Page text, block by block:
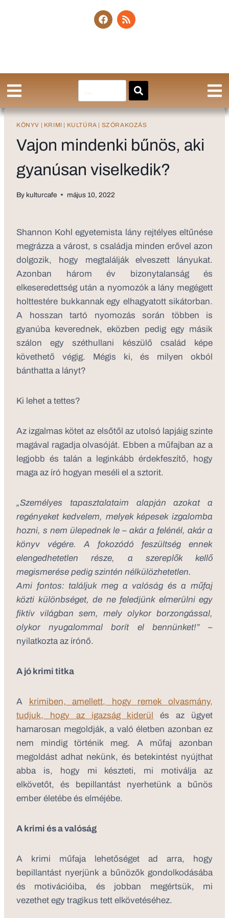
KÖNYV | KRIMI | KULTÚRA | SZÓRAKOZÁS
Vajon mindenki bűnös, aki
gyanúsan viselkedik?
By kulturcafe május 10, 2022
Shannon Kohl egyetemista lány rejtélyes eltűnése
megrázza a várost, s családja minden erővel azon
dolgozik, hogy megtalálják elveszett lányukat.
Azonban három év bizonytalanság és
elkeseredettség után a nyomozók a lány megégett
holttestére bukkannak egy elhagyatott sikátorban.
A hosszan tartó nyomozás során többen is
gyanúba keverednek, eközben pedig egy másik
szálon egy széthullani készülő család képe
követhető végig. Mégis ki, és milyen okból
bánthatta a lányt?
Ki lehet a tettes?
Az izgalmas kötet az elsőtől az utolsó lapjáig szinte
magával ragadja olvasóját. Ebben a műfajban az a
legjobb és talán a leginkább érdekfeszítő, hogy
maga az író hogyan meséli el a sztorit.
„Személyes tapasztalataim alapján azokat a
regényeket kedvelem, melyek képesek izgalomba
hozni, s nem ülepednek le – akár a felénél, akár a
könyv végére. A fokozódó feszültség ennek
elengedhetetlen része, a szereplők kellő
megismerése pedig szintén nélkülözhetetlen.
Ami fontos: találjuk meg a valóság és a műfaj
közti különbséget, de ne feledjünk elmerülni egy
fiktív világban sem, mely olykor borzongással,
olykor nyugalommal borít el bennünket!”–
nyilatkozta az írónő.
A jó krimi titka
A krimiben, amellett, hogy remek olvasmány,
tudjuk, hogy az igazság kiderül és az ügyet
hamarosan megoldják, a való életben azonban ez
nem mindig történik meg. A műfaj azonban
megoldást adhat nekünk, és betekintést nyújthat
abba is, hogy mi készteti, mi motiválja az
elkövetőt, és bepillantást nyerhetünk a bűnös
ember életébe és elméjébe.
A krimi és a valóság
A krimi műfaja lehetőséget ad arra, hogy
bepillantást nyerjünk a bűnözők gondolkodásába
és motivációiba, és jobban megértsük, mi
vezethet egy tragikus tett elkövetéséhez.